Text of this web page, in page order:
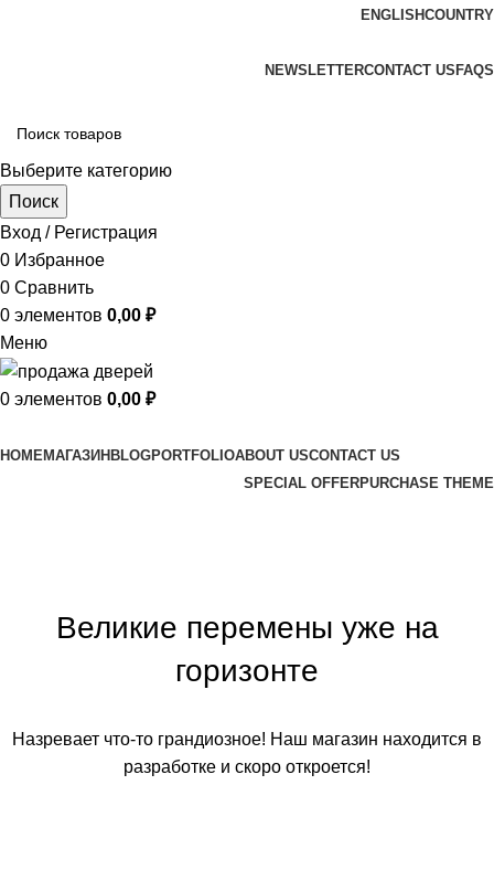
ENGLISHCOUNTRY
NEWSLETTERCONTACT US FAQS
Выберите категорию
Поиск
Вход / Регистрация
0 Избранное
0 Сравнить
0 элементов 0,00 ₽
Меню
0 элементов 0,00 ₽
HOMEМАГАЗИН BLOGPORTFOLIOABOUT USCONTACT US
SPECIAL OFFERPURCHASE THEME
Великие перемены уже на
горизонте
Назревает что-то грандиозное! Наш магазин находится в
разработке и скоро откроется!